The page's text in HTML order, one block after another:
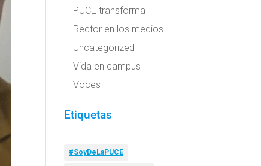
PUCE transforma
Rector en los medios
Uncategorized
Vida en campus
Voces
Etiquetas
#SoyDeLaPUCE